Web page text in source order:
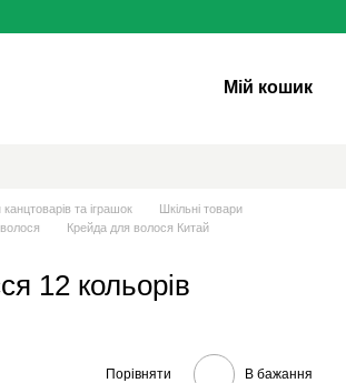
Мій кошик
та іграшок
Шкільні товари
Крейда для волося Китай
12 кольорів
Порівняти В бажання